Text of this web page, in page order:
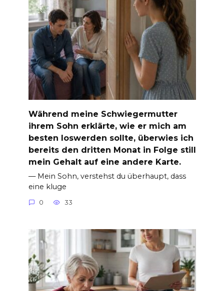
Während meine Schwiegermutter
ihrem Sohn erklärte, wie er mich am
besten loswerden sollte, überwies ich
bereits den dritten Monat in Folge still
mein Gehalt auf eine andere Karte.
— Mein Sohn, verstehst du überhaupt, dass
eine kluge
0 33